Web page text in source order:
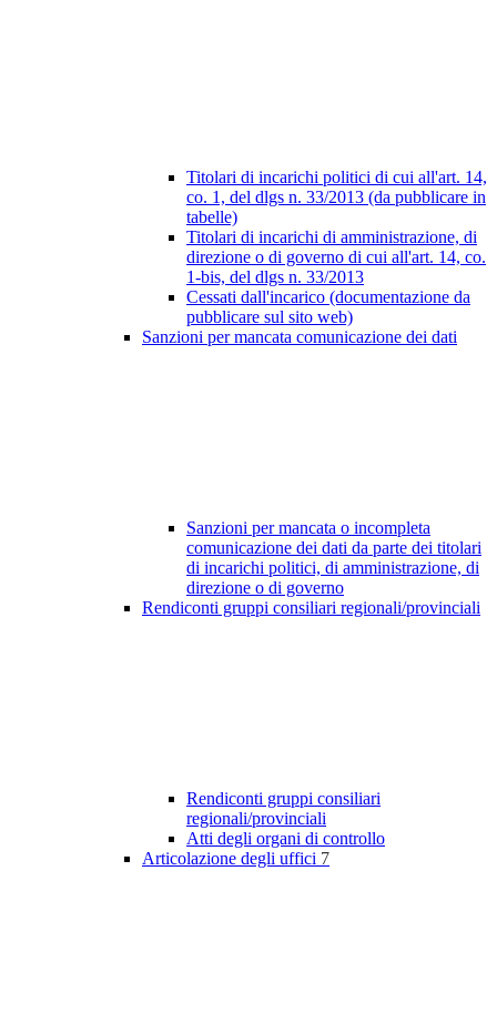
Titolari di incarichi politici di cui all'art. 14,
co. 1, del dlgs n. 33/2013 (da pubblicare in
tabelle)
Titolari di incarichi di amministrazione, di
direzione o di governo di cui all'art. 14, co.
1-bis, del dlgs n. 33/2013
Cessati dall'incarico (documentazione da
pubblicare sul sito web)
Sanzioni per mancata comunicazione dei dati
Sanzioni per mancata o incompleta
comunicazione dei dati da parte dei titolari
di incarichi politici, di amministrazione, di
direzione o di governo
Rendiconti gruppi consiliari regionali/provinciali
Rendiconti gruppi consiliari
regionali/provinciali
Atti degli organi di controllo
Articolazione degli uffici 7